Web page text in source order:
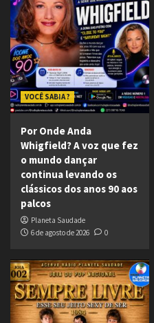
VOCÊ SABIA ?
Por Onde Anda
Whigfield? A voz que fez
o mundo dançar
continua levando os
clássicos dos anos 90 aos
palcos
Planeta Saudade
6 de agosto de 2026
0